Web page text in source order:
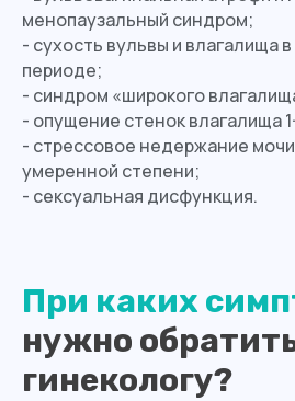
менопаузальный синдром;
- сухость вульвы и влагалища
периоде;
- синдром «широкого
- опущение стенок влагалища
- стрессовое недержание мочи
умеренной степени;
- сексуальная дисфункция.
При каких
нужно
гинекологу?